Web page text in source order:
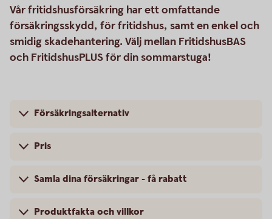
Vår fritidshusförsäkring har ett omfattande
försäkringsskydd, för fritidshus, samt en enkel och
smidig skadehantering. Välj mellan FritidshusBAS
och FritidshusPLUS för din sommarstuga!
Försäkringsalternativ
Pris
Samla dina försäkringar - få rabatt
Produktfakta och villkor